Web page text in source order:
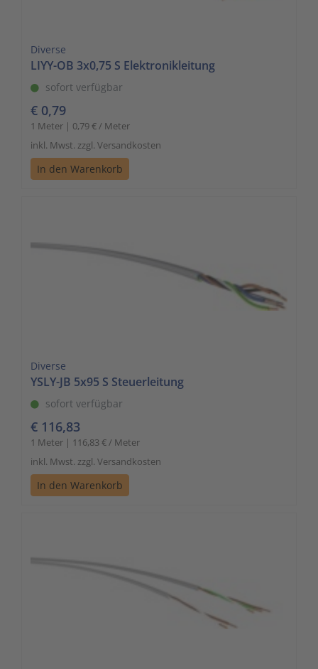
Diverse
LIYY-OB 3x0,75 S Elektronikleitung
sofort verfügbar
€ 0,79
1 Meter | 0,79 € / Meter
inkl. Mwst. zzgl. Versandkosten
In den Warenkorb
Diverse
YSLY-JB 5x95 S Steuerleitung
sofort verfügbar
€ 116,83
1 Meter | 116,83 € / Meter
inkl. Mwst. zzgl. Versandkosten
In den Warenkorb